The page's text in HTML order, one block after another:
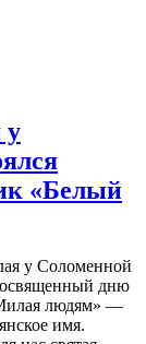
у
«Белый
у Соломенной
дню
людям» —
имя.